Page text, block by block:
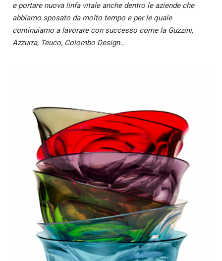
e portare nuova linfa vitale anche dentro le aziende che
abbiamo sposato da molto tempo e per le quale
continuiamo a lavorare con successo come la Guzzini,
Azzurra, Teuco, Colombo Design…